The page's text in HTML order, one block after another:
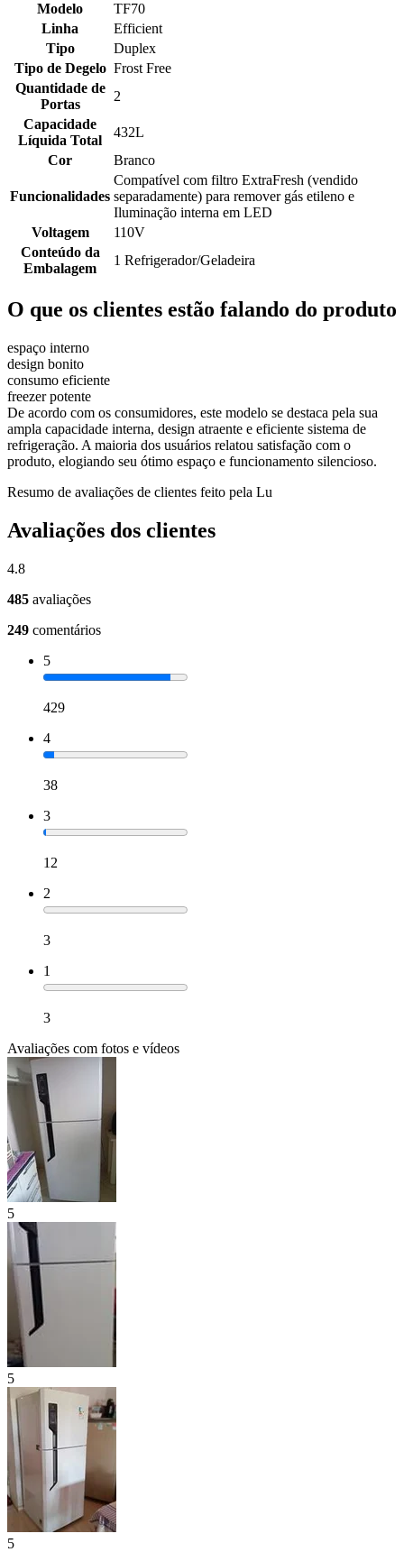
Modelo
TF70
Linha
Efficient
Tipo
Duplex
Tipo de Degelo Frost Free
Quantidade de
Portas
2
Capacidade
Líquida Total
432L
Cor
Branco
Funcionalidades
Compatível com filtro ExtraFresh (vendido
separadamente) para remover gás etileno e
Iluminação interna em LED
Voltagem
110V
Conteúdo da
Embalagem
1 Refrigerador/Geladeira
O que os clientes estão falando do produto
espaço interno
design bonito
consumo eficiente
freezer potente
De acordo com os consumidores, este modelo se destaca pela sua
ampla capacidade interna, design atraente e eficiente sistema de
refrigeração. A maioria dos usuários relatou satisfação com o
produto, elogiando seu ótimo espaço e funcionamento silencioso.
Resumo de avaliações de clientes feito pela Lu
Avaliações dos clientes
4.8
485 avaliações
249 comentários
5
429
4
38
3
12
2
3
1
3
Avaliações com fotos e vídeos
5
5
5